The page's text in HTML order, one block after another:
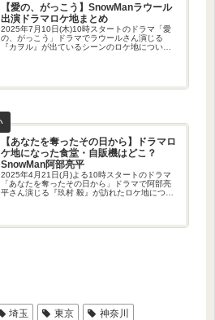
【愛の、がっこう】SnowManラウール
出演ドラマロケ地まとめ
2025年7月10日(木)10時スタートのドラマ「愛
の、がっこう」ドラマでラウールさん演じる
『カヲル』が出ているシーンのロケ地について
【あなたを奪ったその日から】ドラマロ
ケ地になった食堂・自販機はどこ？
SnowMan阿部亮平
2025年4月21日(月)よる10時スタートのドラマ
「あなたを奪ったその日から」ドラマで阿部亮
平さん演じる『玖村 毅』が訪れたロケ地につい
埼玉 東京
神奈川